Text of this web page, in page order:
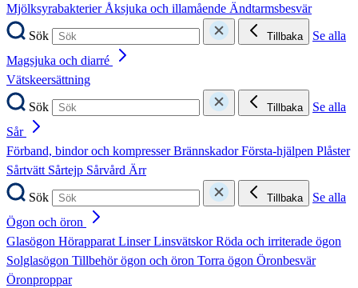
MjölksyrabakterierÅksjuka och illamående Ändtarmsbesvär
Sök
Tillbaka
Se alla
Magsjuka och diarré
Vätskeersättning
Sök
Tillbaka
Se alla
Sår
Förband, bindor och kompresserBrännskadorFörsta-hjälpen Plåster
Sårtvätt Sårtejp Sårvård Ärr
Sök
Tillbaka
Se alla
Ögon och öron
Glasögon HörapparatLinserLinsvätskorRöda och irriterade ögon
Solglasögon Tillbehör ögon och öron Torra ögon Öronbesvär
Öronproppar